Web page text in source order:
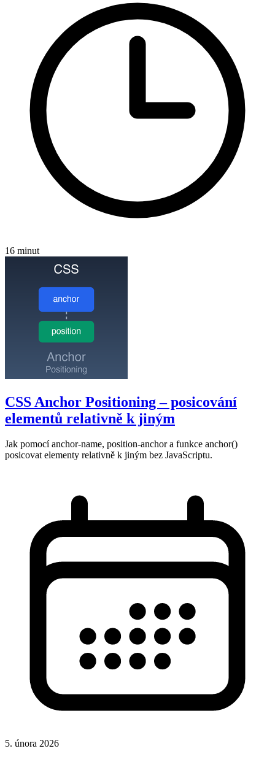
16 minut
CSS Anchor Positioning – posicování
elementů relativně k jiným
Jak pomocí anchor-name, position-anchor a funkce anchor()
posicovat elementy relativně k jiným bez JavaScriptu.
5. února 2026